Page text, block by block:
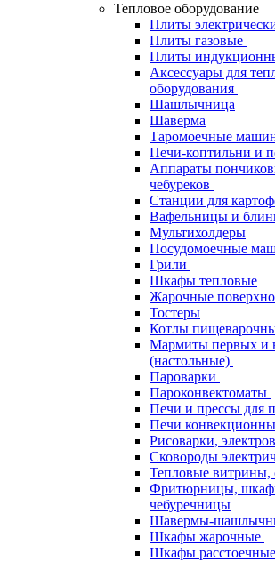
Тепловое оборудование
Плиты
Плиты газовые
Плиты
Аксессуары для
оборудования
Шашлычница
Шаверма
Таромоечные
Печи-коптильни и
Аппараты
чебуреков
Станции для
Вафельницы и
Мультихолдеры
Посудомоечные
Грили
Шкафы тепловые
Жарочные
Тостеры
Котлы
Мармиты первых и
(настольные)
Пароварки
Пароконвектоматы
Печи и прессы для
Печи
Рисоварки,
Сковороды
Тепловые витрины,
Фритюрницы,
чебуречницы
Шавермы-
Шкафы жарочные
Шкафы расстоечные